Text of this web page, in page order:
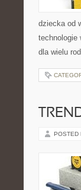
dziecka od
technologie
dla wielu
POSTED